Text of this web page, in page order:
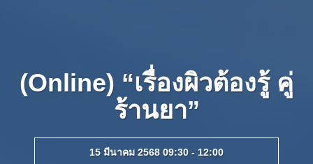
(Online) “เรื่องผิวต้องรู้ คู่
ร้านยา”
15 มีนาคม 2568 09:30 - 12:00